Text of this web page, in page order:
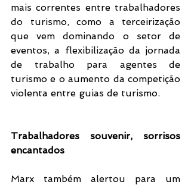
mais correntes entre trabalhadores
do turismo, como a terceirização
que vem dominando o setor de
eventos, a flexibilização da jornada
de trabalho para agentes de
turismo e o aumento da competição
violenta entre guias de turismo.
Trabalhadores souvenir, sorrisos
encantados
Marx também alertou para um